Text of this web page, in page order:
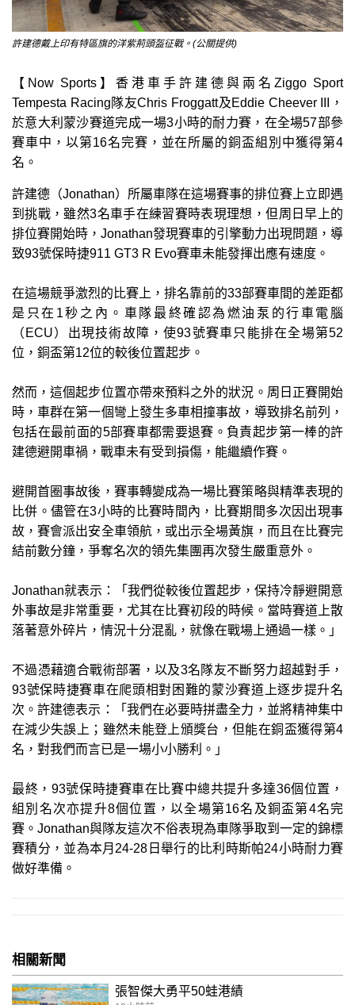
許建德戴上印有特區旗的洋紫荊頭盔征戰。(公關提供)
【Now Sports】香港車手許建德與兩名Ziggo Sport
Tempesta Racing隊友Chris Froggatt及Eddie Cheever III，
於意大利蒙沙賽道完成一場3小時的耐力賽，在全場57部參
賽車中，以第16名完賽，並在所屬的銅盃組別中獲得第4
名。
許建德（Jonathan）所屬車隊在這場賽事的排位賽上立即遇
到挑戰，雖然3名車手在練習賽時表現理想，但周日早上的
排位賽開始時，Jonathan發現賽車的引擎動力出現問題，導
致93號保時捷911 GT3 R Evo賽車未能發揮出應有速度。
在這場競爭激烈的比賽上，排名靠前的33部賽車間的差距都
是只在1秒之內。車隊最終確認為燃油泵的行車電腦
（ECU）出現技術故障，使93號賽車只能排在全場第52
位，銅盃第12位的較後位置起步。
然而，這個起步位置亦帶來預料之外的狀況。周日正賽開始
時，車群在第一個彎上發生多車相撞事故，導致排名前列，
包括在最前面的5部賽車都需要退賽。負責起步第一棒的許
建德避開車禍，戰車未有受到損傷，能繼續作賽。
避開首圈事故後，賽事轉變成為一場比賽策略與精準表現的
比併。儘管在3小時的比賽時間內，比賽期間多次因出現事
故，賽會派出安全車領航，或出示全場黃旗，而且在比賽完
結前數分鐘，爭奪名次的領先集團再次發生嚴重意外。
Jonathan就表示：「我們從較後位置起步，保持冷靜避開意
外事故是非常重要，尤其在比賽初段的時候。當時賽道上散
落著意外碎片，情況十分混亂，就像在戰場上通過一樣。」
不過憑藉適合戰術部署，以及3名隊友不斷努力超越對手，
93號保時捷賽車在爬頭相對困難的蒙沙賽道上逐步提升名
次。許建德表示：「我們在必要時拼盡全力，並將精神集中
在減少失誤上；雖然未能登上頒獎台，但能在銅盃獲得第4
名，對我們而言已是一場小小勝利。」
最終，93號保時捷賽車在比賽中總共提升多達36個位置，
組別名次亦提升8個位置，以全場第16名及銅盃第4名完
賽。Jonathan與隊友這次不俗表現為車隊爭取到一定的錦標
賽積分，並為本月24-28日舉行的比利時斯帕24小時耐力賽
做好準備。
相關新聞
張智傑大勇平50蛙港績